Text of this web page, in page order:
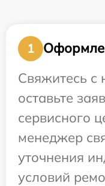
1
Свяжитесь с
оставьте
сервисного
менеджер
уточнения
условий